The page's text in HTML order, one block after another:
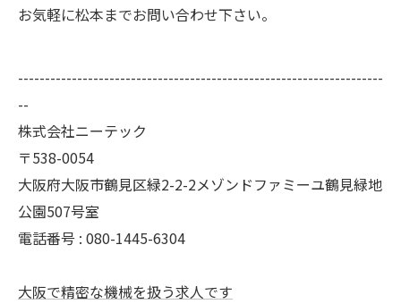
お気軽に松本までお問い合わせ下さい。
--------------------------------------------------------------------
--
株式会社ニーテック
〒538-0054
大阪府大阪市鶴見区緑2-2-2メゾンドファミーユ鶴見緑地
公園507号室
電話番号 : 080-1445-6304
大阪で精密な機械を扱う求人です